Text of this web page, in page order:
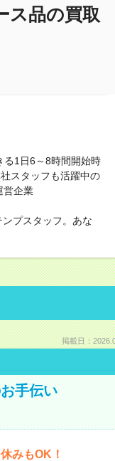
ス品の買取
る1日6～8時間開始時
スタッフも活躍中の
営企業
プスタッフ。あな
掲載日：
手伝い
みもOK！